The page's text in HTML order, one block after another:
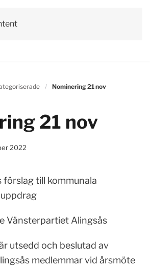
Nominering 21 nov
21 nov
2022
förslag till kommunala
Vänsterpartiet Alingsås
utsedd och beslutad av
medlemmar vid årsmöte